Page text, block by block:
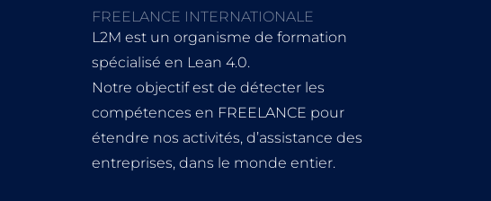
FREELANCE INTERNATIONALE
L2M est un organisme de formation
spécialisé en Lean 4.0.
Notre objectif est de détecter les
compétences en FREELANCE pour
étendre nos activités, d’assistance des
entreprises, dans le monde entier.